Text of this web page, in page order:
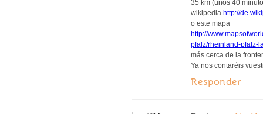
35 km (unos 40
wikipedia http://
o este mapa
http://
pfalz/rheinland-pfalz-
más cerca de la
Ya nos contaréis
Responder